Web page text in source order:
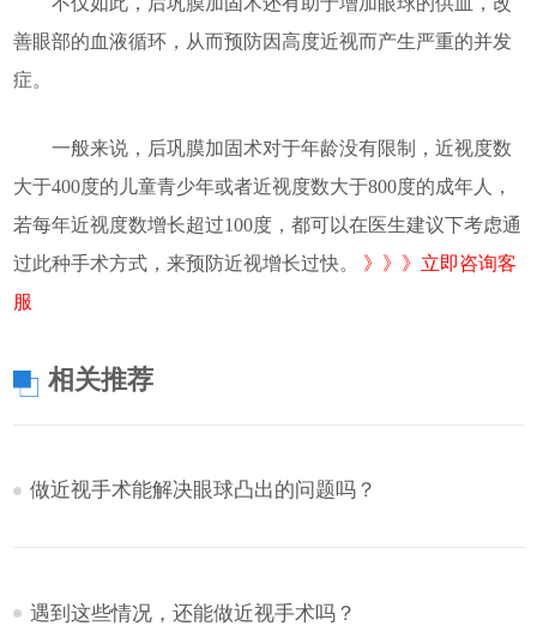
善眼部的血液循环，从而预防因高度近视而产生严重的并发
症。
一般来说，后巩膜加固术对于年龄没有限制，近视度数
大于400度的儿童青少年或者近视度数大于800度的成年人，
若每年近视度数增长超过100度，都可以在医生建议下考虑通
过此种手术方式，来预防近视增长过快。 》》》立即咨询客
服
相关推荐
做近视手术能解决眼球凸出的问题吗？
遇到这些情况，还能做近视手术吗？